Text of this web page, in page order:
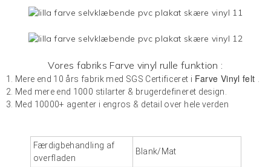
Vores fabriks Farve vinyl rulle funktion :
1. Mere end 10 års fabrik med SGS Certificeret i Farve Vinyl felt
2. Med mere end 1000 stilarter & brugerdefineret design.
3. Med 10000+ agenter i engros & detail over hele verden
Færdigbehandling af
overfladen
Blank/Mat